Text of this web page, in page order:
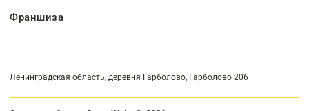
Франшиза
Ленинградская область, деревня Гарболово, Гарболово 206